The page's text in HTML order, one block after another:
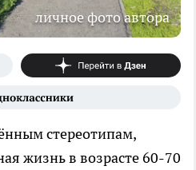
личное фото автора
стереотипам,
жизнь в возрасте 60-70